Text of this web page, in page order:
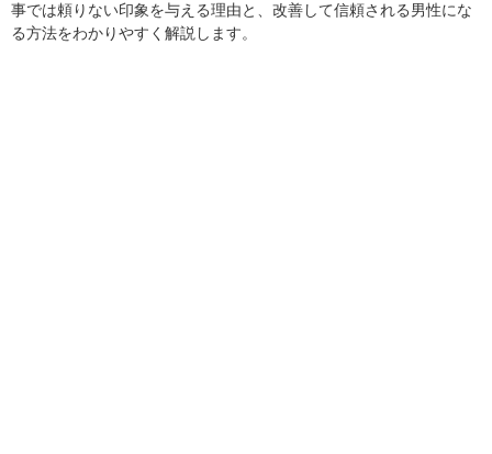
事では頼りない印象を与える理由と、改善して信頼される男性にな
る方法をわかりやすく解説します。